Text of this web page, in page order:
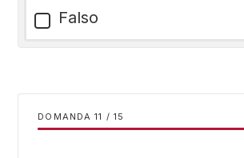
Falso
DOMANDA / 15